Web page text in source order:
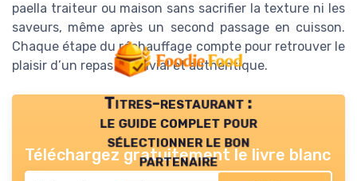
paella traiteur ou maison sans sacrifier la texture ni les
saveurs, même après un second passage en cuisson.
Chaque étape du réchauffage compte pour retrouver le
plaisir d’un repas convivial et authentique.
Titres-restaurant :
le guide complet pour
sélectionner le bon
partenaire
Téléchargez gratuitement le livre blanc